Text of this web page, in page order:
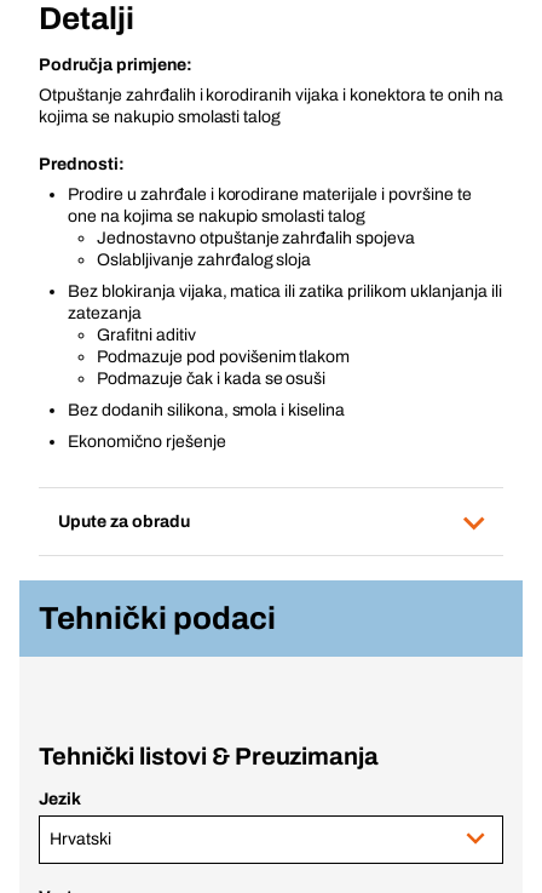
Detalji
Područja primjene:
Otpuštanje zahrđalih i korodiranih vijaka i konektora te onih na
kojima se nakupio smolasti talog
Prednosti:
Prodire u zahrđale i korodirane materijale i površine te
one na kojima se nakupio smolasti talog
Jednostavno otpuštanje zahrđalih spojeva
Oslabljivanje zahrđalog sloja
Bez blokiranja vijaka, matica ili zatika prilikom uklanjanja ili
zatezanja
Grafitni aditiv
Podmazuje pod povišenim tlakom
Podmazuje čak i kada se osuši
Bez dodanih silikona, smola i kiselina
Ekonomično rješenje
Upute za obradu
Tehnički podaci
Tehnički listovi & Preuzimanja
Jezik
Hrvatski